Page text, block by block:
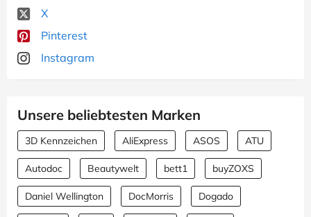
X
Pinterest
Instagram
Unsere beliebtesten Marken
3D Kennzeichen AliExpress ASOS ATU
Autodoc Beautywelt bett1 buyZOXS
Daniel Wellington DocMorris Dogado